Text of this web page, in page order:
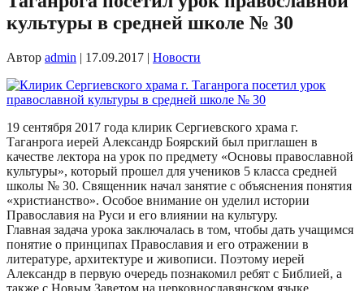
культуры в средней школе № 30
Автор admin | 17.09.2017 | Новости
19 сентября 2017 года клирик Сергиевского храма г.
Таганрога иерей Александр Боярский был приглашен в
качестве лектора на урок по предмету «Основы православной
культуры», который прошел для учеников 5 класса средней
школы № 30. Священник начал занятие с объяснения понятия
«христианство». Особое внимание он уделил истории
Православия на Руси и его влиянии на культуру.
Главная задача урока заключалась в том, чтобы дать учащимся
понятие о принципах Православия и его отражении в
литературе, архитектуре и живописи. Поэтому иерей
Александр в первую очередь познакомил ребят с Библией, а